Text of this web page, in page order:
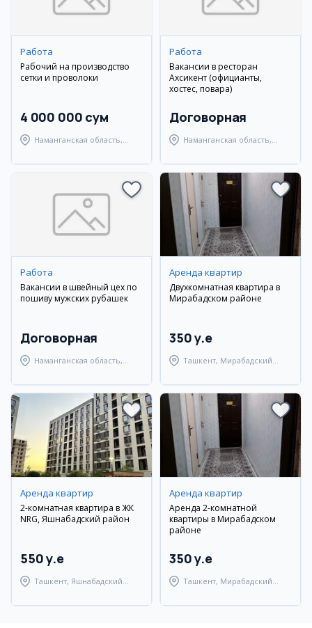
Работа
Рабочий на производство
сетки и проволоки
4 000 000 сум
Наманганская область,
Работа
Вакансии в ресторан
Ахсикент (официанты,
хостес, повара)
Договорная
Наманганская область,
Работа
Вакансии в швейный цех по
пошиву мужских рубашек
Договорная
Наманганская область,
Аренда квартир
Двухкомнатная квартира в
Мирабадском районе
350 y.e
Ташкент, Мирабадский
Аренда квартир
2-комнатная квартира в ЖК
NRG, Яшнабадский район
550 y.e
Ташкент, Яшнабадский
Аренда квартир
Аренда 2-комнатной
квартиры в Мирабадском
районе
350 y.e
Ташкент, Мирабадский